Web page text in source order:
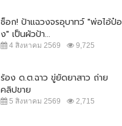
ช็อก! ป้าแฉวงจรอุบาทว์ "พ่อไอ้ป๋อ
ง" เป็นผัวป้า...
4 สิงหาคม 2569 9,725
ร้อง ด.ต.ฉาว ขู่ยัดยาสาว ถ่าย
คลิปขาย
5 สิงหาคม 2569 2,715